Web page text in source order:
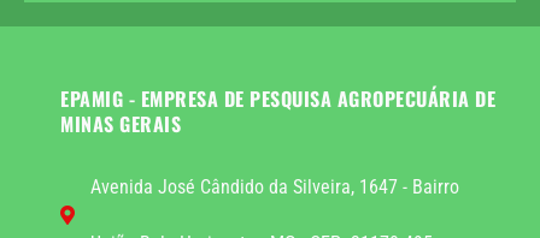
EPAMIG - EMPRESA DE PESQUISA AGROPECUÁRIA DE
MINAS GERAIS
Avenida José Cândido da Silveira, 1647 - Bairro